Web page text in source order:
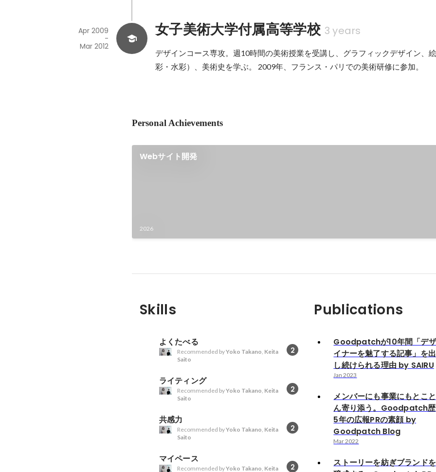
女子美術大学付属高等学校 3 years
Apr 2009
-
Mar 2012
デザインコース専攻。週10時間の美術授業を受講し、グラフィックデザイン、
彩・水彩）、美術史を学ぶ。 2009年、フランス・パリでの美術研修に参加。
Personal Achievements
Webサイト開発
2026
Skills
よくたべる
2
Recommended byYoko Takano, Keita
Saito
ライティング
2
Recommended byYoko Takano, Keita
Saito
共感力
2
Recommended byYoko Takano, Keita
Saito
マイペース
2
Recommended byYoko Takano, Keita
Publications
Goodpatchが10年間「デザ
イナーを魅了する記事」を出
し続けられる理由 by SAIRU
Jan 2023
メンバーにも事業にもとこと
ん寄り添う。Goodpatch歴
5年の広報PRの素顔 by
Goodpatch Blog
Mar 2022
ストーリーを紡ぎブランドを